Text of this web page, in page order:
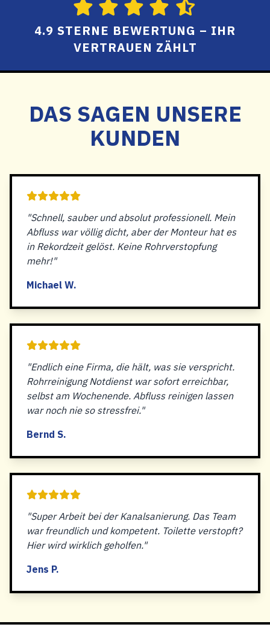
4.9 STERNE BEWERTUNG – IHR
VERTRAUEN ZÄHLT
DAS SAGEN UNSERE
KUNDEN
"Schnell, sauber und absolut professionell. Mein
Abfluss war völlig dicht, aber der Monteur hat es
in Rekordzeit gelöst. Keine Rohrverstopfung
mehr!"
Michael W.
"Endlich eine Firma, die hält, was sie verspricht.
Rohrreinigung Notdienst war sofort erreichbar,
selbst am Wochenende. Abfluss reinigen lassen
war noch nie so stressfrei."
Bernd S.
"Super Arbeit bei der Kanalsanierung. Das Team
war freundlich und kompetent. Toilette verstopft?
Hier wird wirklich geholfen."
Jens P.